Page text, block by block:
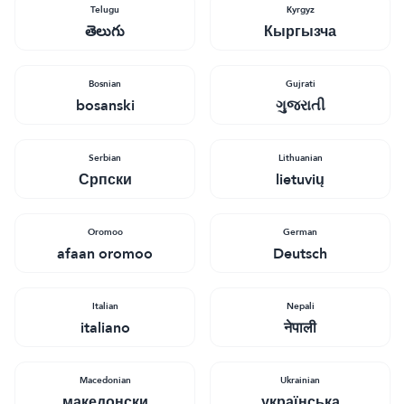
Telugu
తెలుగు
Кyrgyz
Кыргызча
Bosnian
bosanski
Gujrati
ગુજરાતી
Serbian
Српски
Lithuanian
lietuvių
Oromoo
afaan oromoo
German
Deutsch
Italian
italiano
Nepali
नेपाली
Macedonian Ukrainian